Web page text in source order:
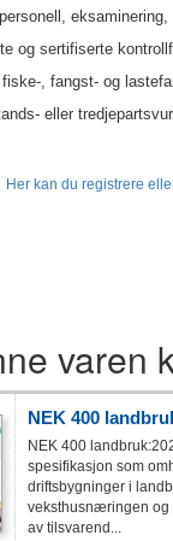
og sertifiserte
, fangst- og
eller
Her kan du registrere
varen
NEK 400
NEK 400
spesifikasjon som
driftsbygninger i
veksthusnæringen og
av tilsvarend...